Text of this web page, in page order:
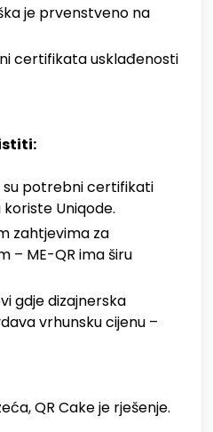
je prvenstveno na
ni certifikata usklađenosti
su potrebni certifikati
Uniqode.
zahtjevima za
– ME-QR ima širu
gdje dizajnerska
vrhunsku cijenu –
QR Cake je rješenje.